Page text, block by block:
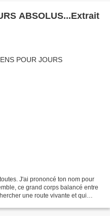
ABSOLUS...Extrait
J'ai prononcé ton nom pour
ce grand corps balancé entre
une route vivante et qui